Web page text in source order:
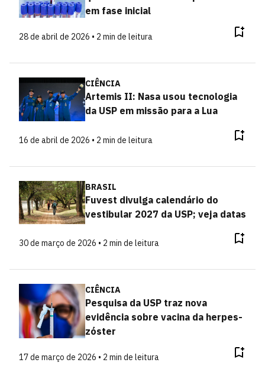
em fase inicial
28 de abril de 2026 • 2 min de leitura
CIÊNCIA
Artemis II: Nasa usou tecnologia
da USP em missão para a Lua
16 de abril de 2026 • 2 min de leitura
BRASIL
Fuvest divulga calendário do
vestibular 2027 da USP; veja datas
30 de março de 2026 • 2 min de leitura
CIÊNCIA
Pesquisa da USP traz nova
evidência sobre vacina da herpes-
zóster
17 de março de 2026 • 2 min de leitura